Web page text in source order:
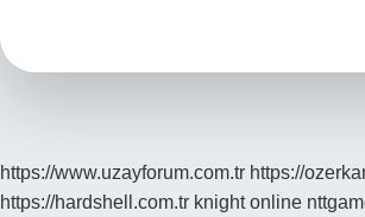
https://www.uzayforum.com.tr https://
https://hardshell.com.tr knight online